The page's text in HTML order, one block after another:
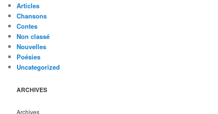
Articles
Chansons
Contes
Non classé
Nouvelles
Poésies
Uncategorized
ARCHIVES
Archives